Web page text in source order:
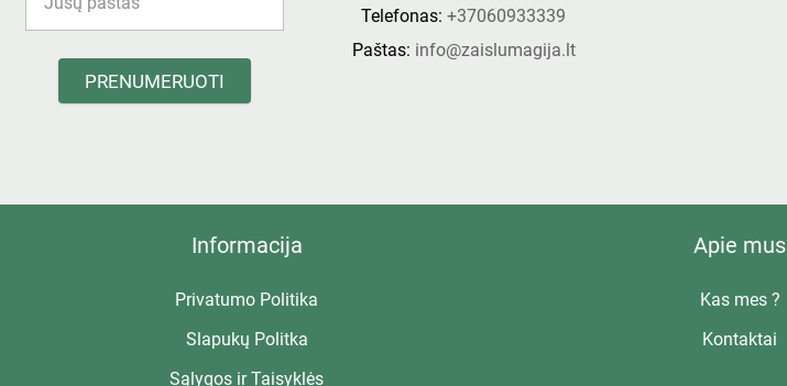
PRENUMERUOTI
Telefonas:+37060933339
Paštas: info@zaislumagija.lt
Informacija
Privatumo Politika
Slapukų Politka
Sąlygos ir Taisyklės
Apie mus
Kas mes ?
Kontaktai